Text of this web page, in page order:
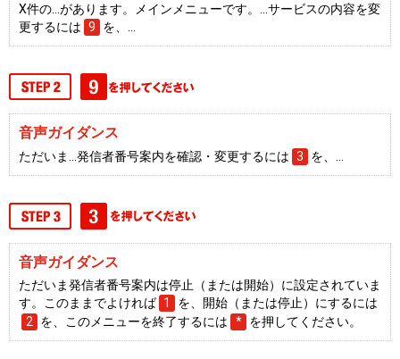
X件の…があります。メインメニューです。…サービスの内容を変
更するには 9 を、…
音声ガイダンス
ただいま…発信者番号案内を確認・変更するには 3 を、…
音声ガイダンス
ただいま発信者番号案内は停止（または開始）に設定されていま
す。このままでよければ 1
を、開始（または停止）にするには
2
を、このメニューを終了するには * を押してください。